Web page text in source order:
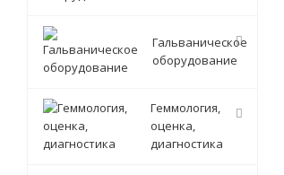
Гальваническое
оборудование
Геммология,
оценка,
диагностика